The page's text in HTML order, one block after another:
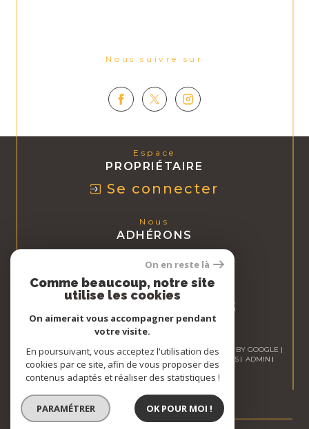
Nous suivre sur
Espace
PROPRIÉTAIRE
Se connecter
Nous
ADHÉRONS
© 2026 | TOUS DROITS RÉSERVÉS | TRADUCTION POWERED BY GOOGLE |
NOS HONORAIRES
PLAN DU SITE MENTIONS LÉGALES
ADMIN
NOS LIENS
POLITIQUE RGPD COOKIES
On en reste là
Comme beaucoup, notre site
utilise les cookies
On aimerait vous accompagner pendant
votre visite.
En poursuivant, vous acceptez l'utilisation des
cookies par ce site, afin de vous proposer des
contenus adaptés et réaliser des statistiques !
PARAMÉTRER OK POUR MOI !